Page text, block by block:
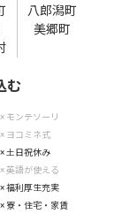
八郎潟町
美郷町
む
モンテソーリ
ヨコミネ式
土日祝休み
英語が使える
福利厚生充実
寮・住宅・家賃